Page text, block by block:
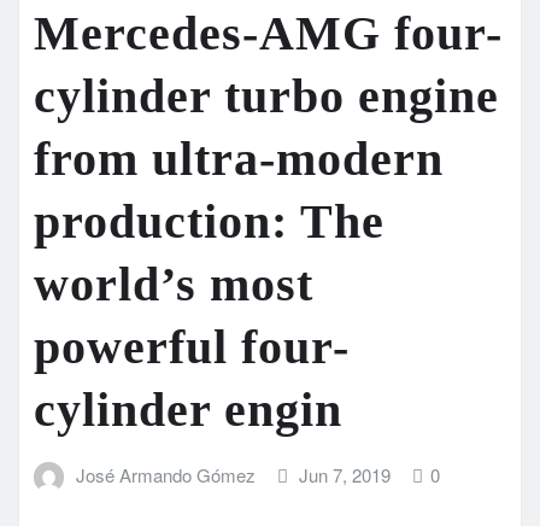
Mercedes-AMG four-
cylinder turbo engine
from ultra-modern
production: The
world’s most
powerful four-
cylinder engin
José Armando Gómez Jun 7, 2019 0